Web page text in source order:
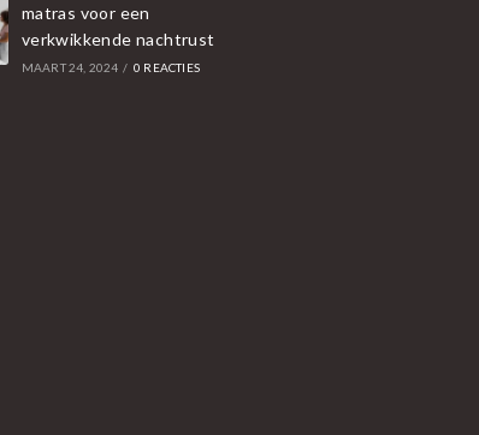
matras voor een
verkwikkende nachtrust
MAART 24, 2024 / 0 REACTIES